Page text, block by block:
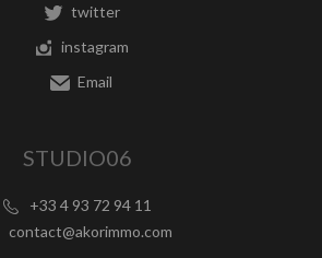
twitter
instagram
Email
STUDIO06
+33 4 93 72 94 11
contact@akorimmo.com